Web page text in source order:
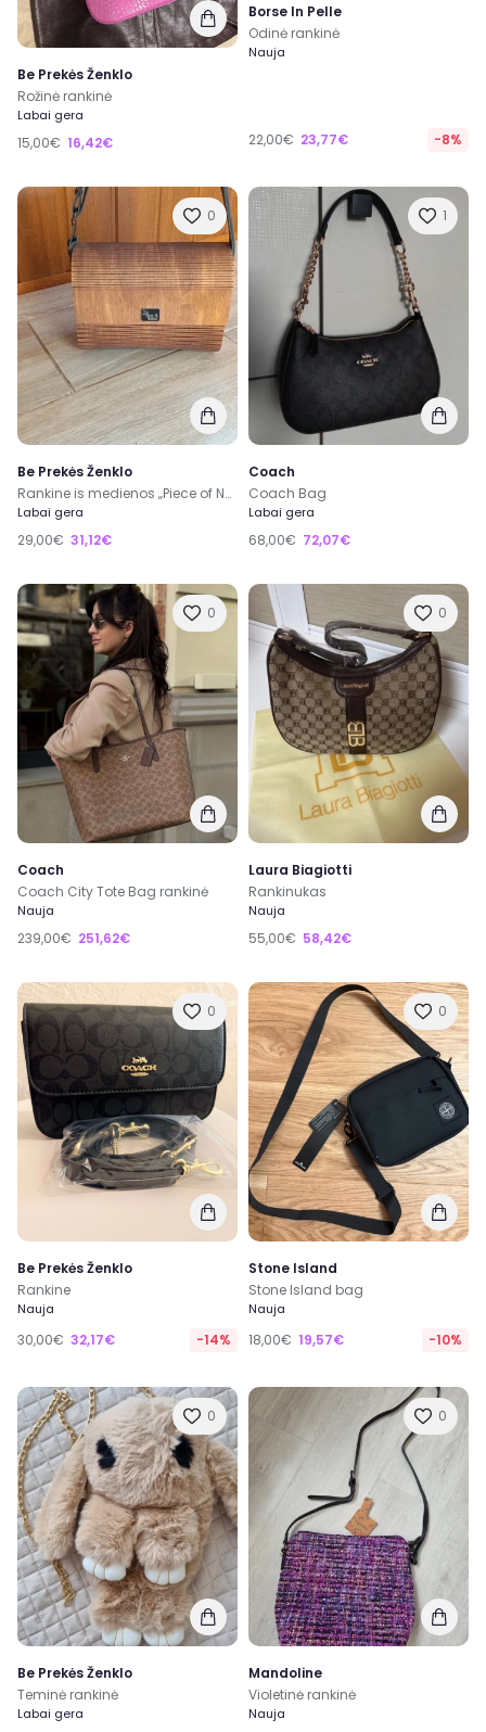
Be Prekės Ženklo
Rožinė rankinė
Labai gera
15,00€ 16,42€
Borse In Pelle
Odinė rankinė
Nauja
22,00€ 23,77€ -8%
0
Be Prekės Ženklo
Rankine is medienos „Piece of Nature“
Labai gera
29,00€ 31,12€
1
Coach
Coach Bag
Labai gera
68,00€ 72,07€
0
Coach
Coach City Tote Bag rankinė
Nauja
239,00€ 251,62€
0
Laura Biagiotti
Rankinukas
Nauja
55,00€ 58,42€
0
Be Prekės Ženklo
Rankine
Nauja
30,00€ 32,17€ -14%
0
Stone Island
Stone Island bag
Nauja
18,00€ 19,57€ -10%
0
Be Prekės Ženklo
Teminė rankinė
Labai gera
0
Mandoline
Violetinė rankinė
Nauja